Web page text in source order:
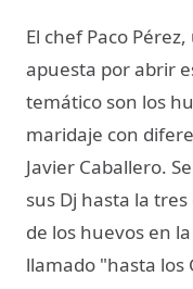
El chef Paco
apuesta por abrir
temático son los
maridaje con
Javier Caballero.
sus Dj hasta la
de los huevos en
llamado "hasta los